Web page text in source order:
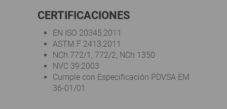
CERTIFICACIONES
EN ISO 20345:2011
ASTM F 2413:2011
NCh 772/1, 772/2, NCh 1350
NVC 39:2003
Cumple con Especificación PDVSA EM
36-01/01